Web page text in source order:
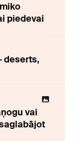
piedevai
deserts,
vai